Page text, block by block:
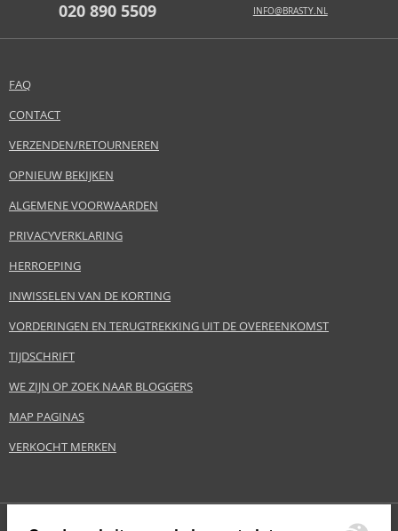
020 890 5509 INFO@BRASTY.NL
FAQ
CONTACT
VERZENDEN/RETOURNEREN
OPNIEUW BEKIJKEN
ALGEMENE VOORWAARDEN
PRIVACYVERKLARING
HERROEPING
INWISSELEN VAN DE KORTING
VORDERINGEN EN TERUGTREKKING UIT DE OVEREENKOMST
TIJDSCHRIFT
WE ZIJN OP ZOEK NAAR BLOGGERS
MAP PAGINAS
VERKOCHT MERKEN